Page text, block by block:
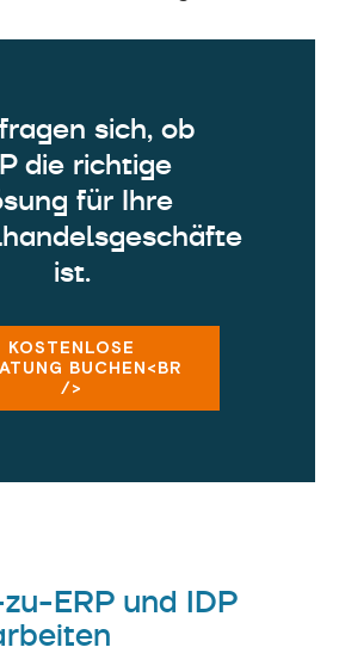
sich, ob
die richtige
für Ihre
ist.
KOSTENLOSE
BUCHEN<BR
/>
ERP und IDP